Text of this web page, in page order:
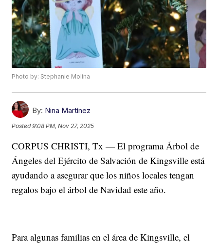
Photo by: Stephanie Molina
By: Nina Martínez
Posted9:08 PM, Nov 27, 2025
CORPUS CHRISTI, Tx — El programa Árbol de
Ángeles del Ejército de Salvación de Kingsville está
ayudando a asegurar que los niños locales tengan
regalos bajo el árbol de Navidad este año.
Para algunas familias en el área de Kingsville, el